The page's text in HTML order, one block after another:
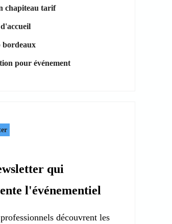
chapiteau tarif
bordeaux
pour événement
qui
l'événementiel
découvrent les